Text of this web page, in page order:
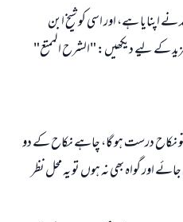
نے اپنایا ہے، اور اسی کو شیخ ابن
کے لیے دیکھیں: "الشرح الممتع"
نکاح درست ہو گا، چاہے نکاح کے دو
اور گواہ بھی نہ ہوں تو یہ محل نظر